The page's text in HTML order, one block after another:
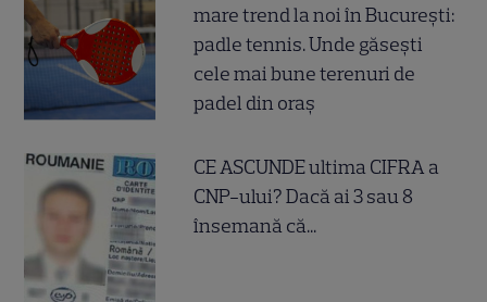
mare trend la noi în București:
padle tennis. Unde găsești
cele mai bune terenuri de
padel din oraș
CE ASCUNDE ultima CIFRA a
CNP-ului? Dacă ai 3 sau 8
însemană că...